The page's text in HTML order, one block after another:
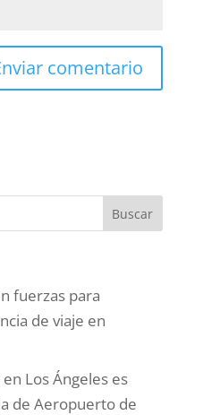
fuerzas para
de viaje en
Los Ángeles es
de Aeropuerto de